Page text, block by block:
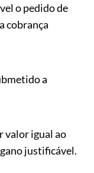
o pedido de
cobrança
a
valor igual ao
justificável.